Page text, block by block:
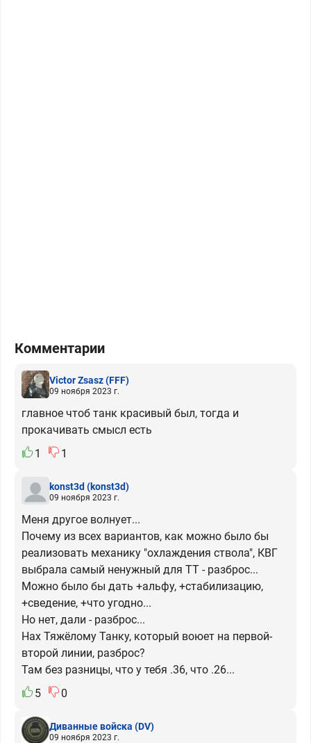
Комментарии
Victor Zsasz(FFF)
09 ноября 2023 г.
главное чтоб танк красивый был, тогда и
прокачивать смысл есть
1
1
konst3d(konst3d)
09 ноября 2023 г.
Меня другое волнует...
Почему из всех вариантов, как можно было бы
реализовать механику "охлаждения ствола", КВГ
выбрала самый ненужный для ТТ - разброс...
Можно было бы дать +альфу, +стабилизацию,
+сведение, +что угодно...
Но нет, дали - разброс...
Нах Тяжёлому Танку, который воюет на первой-
второй линии, разброс?
Там без разницы, что у тебя .36, что .26...
5
0
Диванные войска (DV)
09 ноября 2023 г.